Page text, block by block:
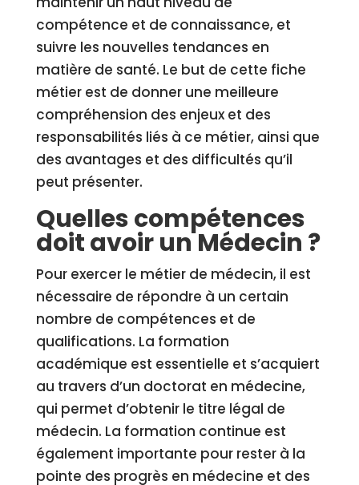
compétence et de connaissance, et
suivre les nouvelles tendances en
matière de santé. Le but de cette fiche
métier est de donner une meilleure
compréhension des enjeux et des
responsabilités liés à ce métier, ainsi que
des avantages et des difficultés qu’il
peut présenter.
Quelles compétences
doit avoir un Médecin ?
Pour exercer le métier de médecin, il est
nécessaire de répondre à un certain
nombre de compétences et de
qualifications. La formation
académique est essentielle et s’acquiert
au travers d’un doctorat en médecine,
qui permet d’obtenir le titre légal de
médecin. La formation continue est
également importante pour rester à la
pointe des progrès en médecine et des